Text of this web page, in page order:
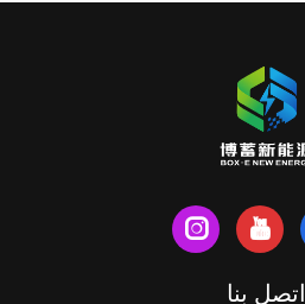
اتصل بنا